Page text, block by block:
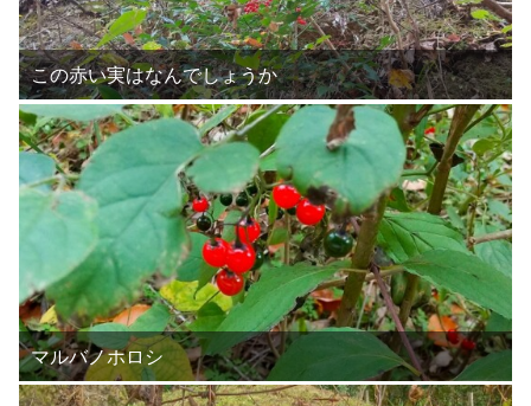
この赤い実はなんでしょうか
マルバノホロシ